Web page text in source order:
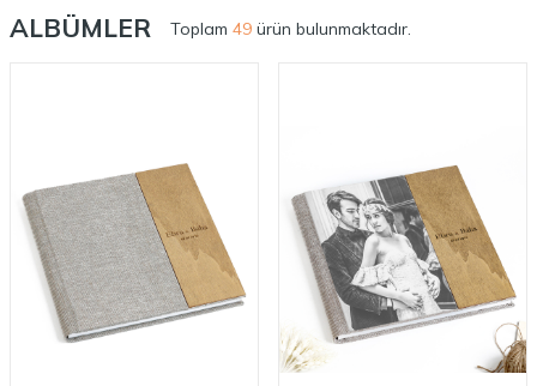
ALBÜMLER Toplam 49 ürün bulunmaktadır.